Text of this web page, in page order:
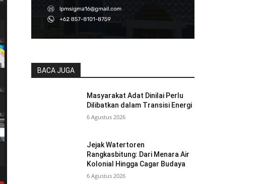
BACA JUGA
Masyarakat Adat Dinilai Perlu
Dilibatkan dalam Transisi Energi
6 Agustus 2026
Jejak Watertoren
Rangkasbitung: Dari Menara Air
Kolonial Hingga Cagar Budaya
6 Agustus 2026